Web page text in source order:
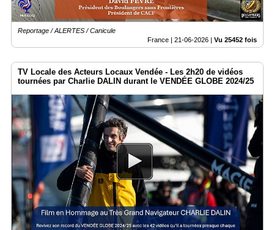
Reportage / ALERTES / Canicule
France | 21-06-2026 | Vu 25452 fois
TV Locale des Acteurs Locaux Vendée - Les 2h20 de vidéos
tournées par Charlie DALIN durant le VENDÉE GLOBE 2024/25